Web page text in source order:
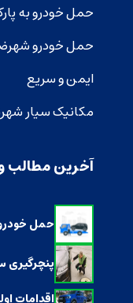
حمل خودرو به
حمل خودرو
ایمن و سریع
مکانیک سیار
آخرین مطالب
حمل
پنچرگیری
اقدامات